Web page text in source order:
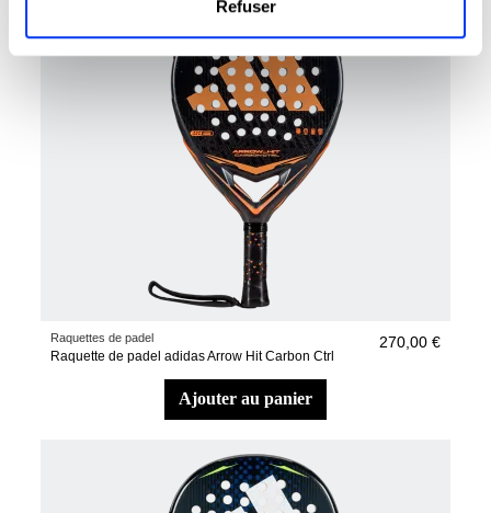
Refuser
Raquettes de padel
Raquette de padel adidas Arrow Hit Carbon Ctrl
270,00 €
ajouter au panier